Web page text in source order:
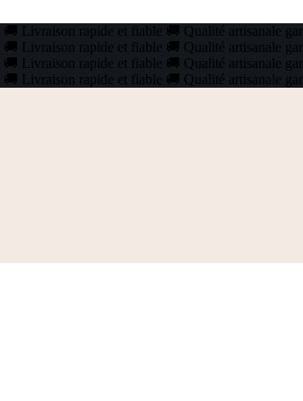
🚚 Livraison rapide et fiable 🚚 Qualité artisanale
🚚 Livraison rapide et fiable 🚚 Qualité artisanale
🚚 Livraison rapide et fiable 🚚 Qualité artisanale
🚚 Livraison rapide et fiable 🚚 Qualité artisanale